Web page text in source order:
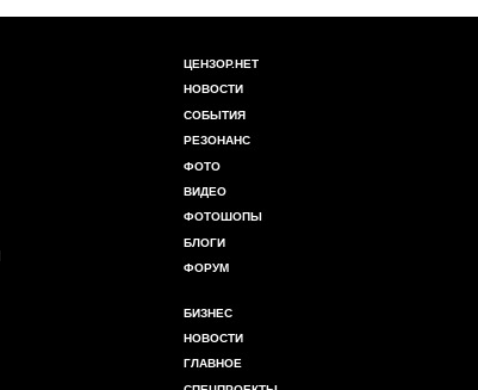
ЦЕНЗОР.НЕТ
НОВОСТИ
СОБЫТИЯ
РЕЗОНАНС
ФОТО
ВИДЕО
ФОТОШОПЫ
БЛОГИ
ФОРУМ
БИЗНЕС
НОВОСТИ
ГЛАВНОЕ